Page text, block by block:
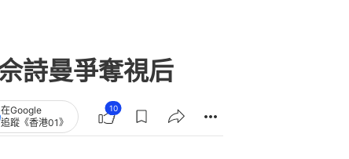
詩曼爭奪視后
在Google
追蹤《香港01》
10